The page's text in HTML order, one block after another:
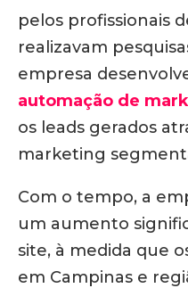
pelos profissionais
realizavam
empresa
automação de
os leads gerados
marketing
Com o tempo, a
um aumento
site, à medida que
em Campinas e